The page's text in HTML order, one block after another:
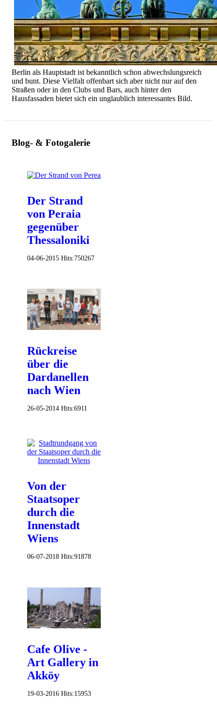
Berlin als Hauptstadt ist bekanntlich schon abwechslungsreich
und bunt. Diese Vielfalt offenbart sich aber nicht nur auf den
Straßen oder in den Clubs und Bars, auch hinter den
Hausfassaden bietet sich ein unglaublich interessantes Bild.
Blog- & Fotogalerie
Der Strand
von Peraia
gegenüber
Thessaloniki
04-06-2015 Hits:750267
Rückreise
über die
Dardanellen
nach Wien
26-05-2014 Hits:6911
Von der
Staatsoper
durch die
Innenstadt
Wiens
06-07-2018 Hits:91878
Cafe Olive -
Art Gallery in
Akköy
19-03-2016 Hits:15953